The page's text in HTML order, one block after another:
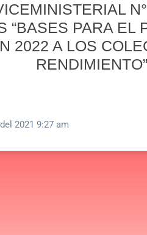
“BASES PARA EL
2022 A LOS
RENDIMIENTO”
2021 9:27 am